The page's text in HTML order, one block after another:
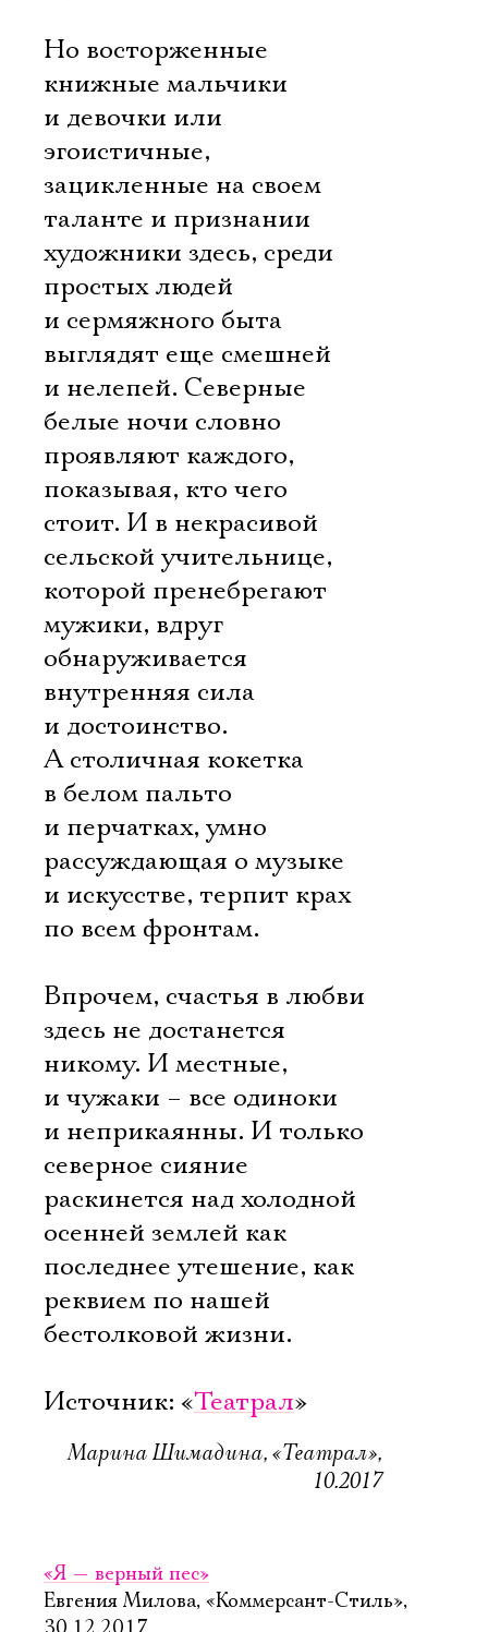
Но восторженные
книжные мальчики
и девочки или
эгоистичные,
зацикленные на своем
таланте и признании
художники здесь, среди
простых людей
и сермяжного быта
выглядят еще смешней
и нелепей. Северные
белые ночи словно
проявляют каждого,
показывая, кто чего
стоит. И в некрасивой
сельской учительнице,
которой пренебрегают
мужики, вдруг
обнаруживается
внутренняя сила
и достоинство.
А столичная кокетка
в белом пальто
и перчатках, умно
рассуждающая о музыке
и искусстве, терпит крах
по всем фронтам.
Впрочем, счастья в любви
здесь не достанется
никому. И местные,
и чужаки – все одиноки
и неприкаянны. И только
северное сияние
раскинется над холодной
осенней землей как
последнее утешение, как
реквием по нашей
бестолковой жизни.
Источник: «Театрал»
Марина Шимадина, «Театрал»,
10.2017
«Я — верный пес»
Евгения Милова, «Коммерсант-Стиль»,
Электропочта
Имя
Ознакомиться